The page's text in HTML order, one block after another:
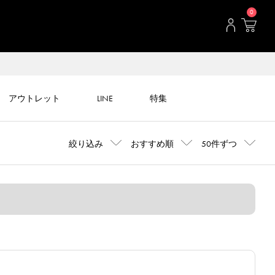
0
アウトレット LINE 特集
絞り込み おすすめ順 50件ずつ